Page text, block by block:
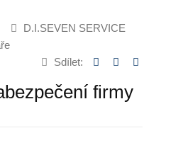
D.I.SEVEN SERVICE
Sdílet:
firmy